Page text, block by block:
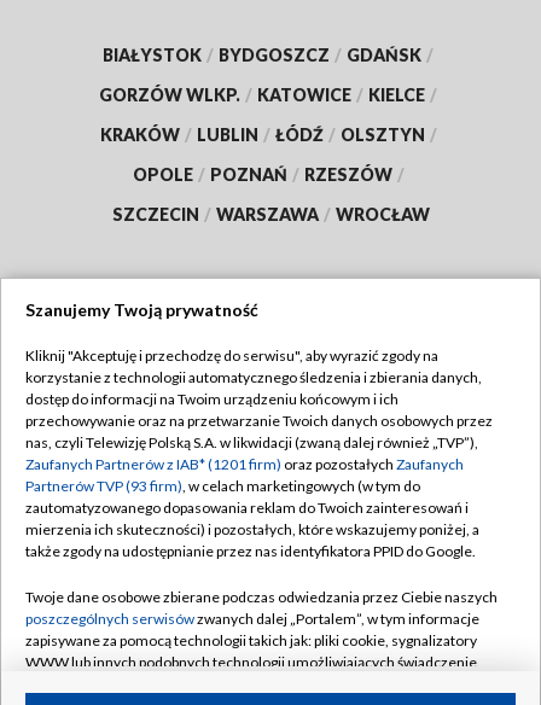
BIAŁYSTOK / BYDGOSZCZ / GDAŃSK /
GORZÓW WLKP. / KATOWICE / KIELCE /
KRAKÓW / LUBLIN / ŁÓDŹ / OLSZTYN /
OPOLE / POZNAŃ / RZESZÓW /
SZCZECIN / WARSZAWA / WROCŁAW
TVP
Abonament TVP
Emisja w TVP
Centrum informacji TVP
Naziemna Telewizja Cyfrowa
Rada Programowa
System NOS
Informacje o nadawcy
Regulamin TVP
Polityka prywatności
Moje zgody
Pomoc
Kontakt
Kanały
Szanujemy Twoją prywatność
Kliknij "Akceptuję i przechodzę do serwisu", aby wyrazić zgody na
korzystanie z technologii automatycznego śledzenia i zbierania danych,
dostęp do informacji na Twoim urządzeniu końcowym i ich
przechowywanie oraz na przetwarzanie Twoich danych osobowych przez
nas, czyli Telewizję Polską S.A. w likwidacji (zwaną dalej również „TVP”),
Zaufanych Partnerów z IAB* (1201 firm) oraz pozostałych Zaufanych
Partnerów TVP (93 firm), w celach marketingowych (w tym do
zautomatyzowanego dopasowania reklam do Twoich zainteresowań i
mierzenia ich skuteczności) i pozostałych, które wskazujemy poniżej, a
także zgody na udostępnianie przez nas identyfikatora PPID do Google.
Twoje dane osobowe zbierane podczas odwiedzania przez Ciebie naszych
poszczególnych serwisówzwanych dalej „Portalem”, w tym informacje
zapisywane za pomocą technologii takich jak: pliki cookie, sygnalizatory
WWW lub innych podobnych technologii umożliwiających świadczenie